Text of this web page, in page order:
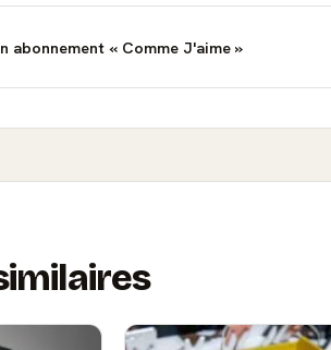
abonnement « Comme J'aime »